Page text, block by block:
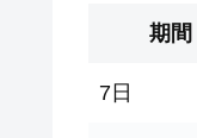
期間
7日